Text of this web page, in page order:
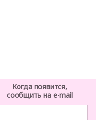
Когда появится,
сообщить на e-mail